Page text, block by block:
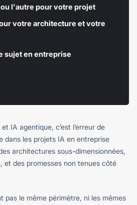
l'autre pour votre projet
votre architecture et votre
sujet en entreprise
IA agentique, c’est l’erreur de
dans les projets IA en entreprise
architectures sous-dimensionnées,
et des promesses non tenues côté
pas le même périmètre, ni les mêmes